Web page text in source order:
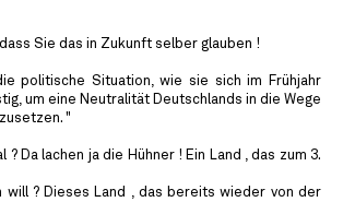
Sie das in Zukunft selber glauben !
politische Situation, wie sie sich im Frühjahr
um eine Neutralität Deutschlands in die Wege
"
? Da lachen ja die Hühner ! Ein Land , das zum 3.
will ? Dieses Land , das bereits wieder von der